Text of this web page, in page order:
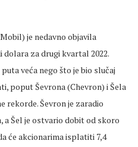
je nedavno objavila
za drugi kvartal 2022.
veća nego što je bio slučaj
poput Ševrona (Chevron) i Šela
rekorde. Ševron je zaradio
a Šel je ostvario dobit od skoro
će akcionarima isplatiti 7,4